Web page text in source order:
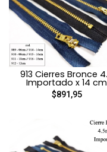
913 Cierres Bronce
Importado x 14 cm
$891,95